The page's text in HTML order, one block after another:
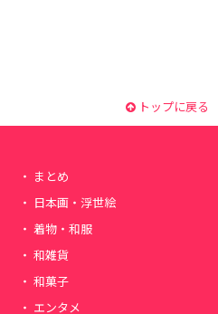
トップに戻る
まとめ
日本画・浮世絵
着物・和服
和雑貨
和菓子
エンタメ